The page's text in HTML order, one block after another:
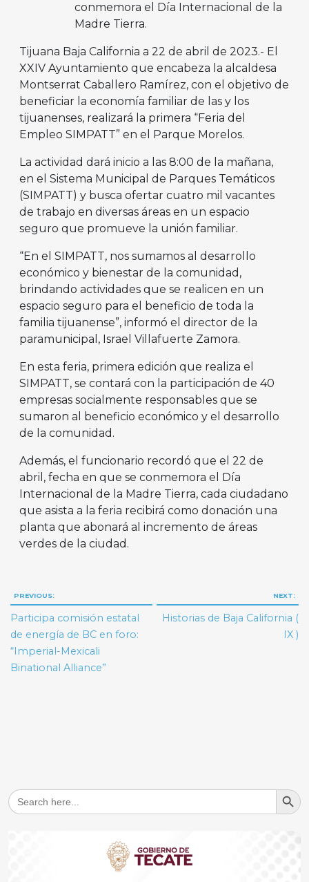
conmemora el Día Internacional de la
Madre Tierra.
Tijuana Baja California a 22 de abril de 2023.- El
XXIV Ayuntamiento que encabeza la alcaldesa
Montserrat Caballero Ramírez, con el objetivo de
beneficiar la economía familiar de las y los
tijuanenses, realizará la primera “Feria del
Empleo SIMPATT” en el Parque Morelos.
La actividad dará inicio a las 8:00 de la mañana,
en el Sistema Municipal de Parques Temáticos
(SIMPATT) y busca ofertar cuatro mil vacantes
de trabajo en diversas áreas en un espacio
seguro que promueve la unión familiar.
“En el SIMPATT, nos sumamos al desarrollo
económico y bienestar de la comunidad,
brindando actividades que se realicen en un
espacio seguro para el beneficio de toda la
familia tijuanense”, informó el director de la
paramunicipal, Israel Villafuerte Zamora.
En esta feria, primera edición que realiza el
SIMPATT, se contará con la participación de 40
empresas socialmente responsables que se
sumaron al beneficio económico y el desarrollo
de la comunidad.
Además, el funcionario recordó que el 22 de
abril, fecha en que se conmemora el Día
Internacional de la Madre Tierra, cada ciudadano
que asista a la feria recibirá como donación una
planta que abonará al incremento de áreas
verdes de la ciudad.
Navegación
de
entradas
PREVIOUS:
Participa comisión estatal
de energía de BC en foro:
“Imperial-Mexicali
Binational Alliance”
NEXT:
Historias de Baja California (
IX )
Search
for:
Search